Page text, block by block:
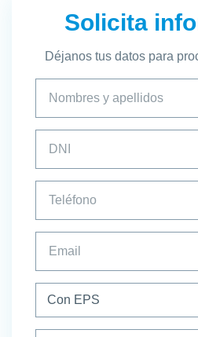
Solicita
Déjanos tus datos para